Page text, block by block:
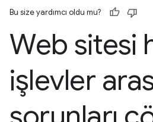
Bu size yardımcı oldu mu?
Web sitesi
işlevler